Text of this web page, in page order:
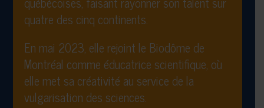
quatre des cinq continents.
En mai 2023, elle rejoint le Biodôme de
Montréal comme éducatrice scientifique, où
elle met sa créativité au service de la
vulgarisation des sciences.